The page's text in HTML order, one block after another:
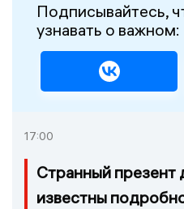
Подписывайтесь,
узнавать о важном:
17:00
Странный презент
известны